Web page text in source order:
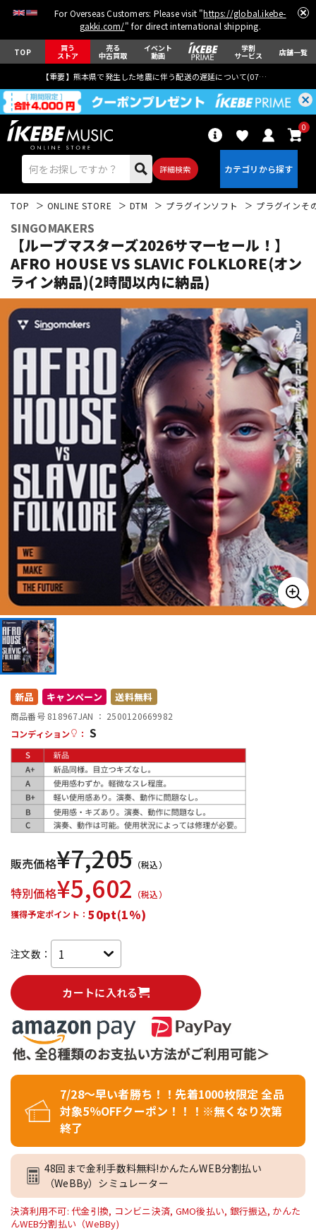
For Overseas Customers: Please visit "https://global.ikebe-
gakki.com/" for direct international shipping.
TOP 買う
ストア
売る
中古買取
イベント
動画
学割
サービス 店舗一覧
【重要】熊本県で発生した地震に伴う配送の遅延について(07月29日
詳細検索
0
エレキギター アコギ/エレアコ
ウクレレ
パーカッション
キーボード 電子ピアノ
管楽器 その他楽器
エフェクター
DJ機器 DTM
配信/ライブ機器
TOP ONLINE STORE DTM プラグインソフト プラグインそ
SINGOMAKERS
【ループマスターズ2026サマーセール！】
AFRO HOUSE VS SLAVIC FOLKLORE(オン
ライン納品)(2時間以内に納品)
新品 キャンペーン 送料無料
商品番号 818967JAN ： 2500120669982
コンディション
： S
販売価格¥7,205 （税込）
特別価格¥5,602 （税込）
獲得予定ポイント： 50pt(1%)
注文数：
カートに入れる
7/28～早い者勝ち！！先着1000枚限定 全品
対象5％OFFクーポン！！！※無くなり次第
終了
48回まで金利手数料無料!かんたんWEB分割払い
（WeBBy）シミュレーター
決済利用不可: 代金引換, コンビニ決済, GMO後払い, 銀行振込, かんた
んWEB分割払い（WeBBy)